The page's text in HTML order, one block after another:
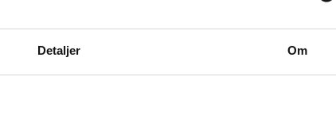
Detaljer Om